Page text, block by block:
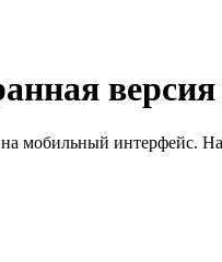
интерфейс. На